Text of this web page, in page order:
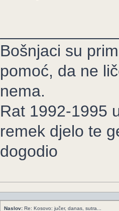
Bošnjaci su
pomoć, da ne
nema.
Rat 1992-1995
remek djelo te
dogodio
Naslov: Re: Kosovo: jučer, danas, sutra...